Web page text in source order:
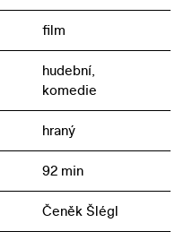
film
hudební,
komedie
hraný
92 min
Čeněk Šlégl